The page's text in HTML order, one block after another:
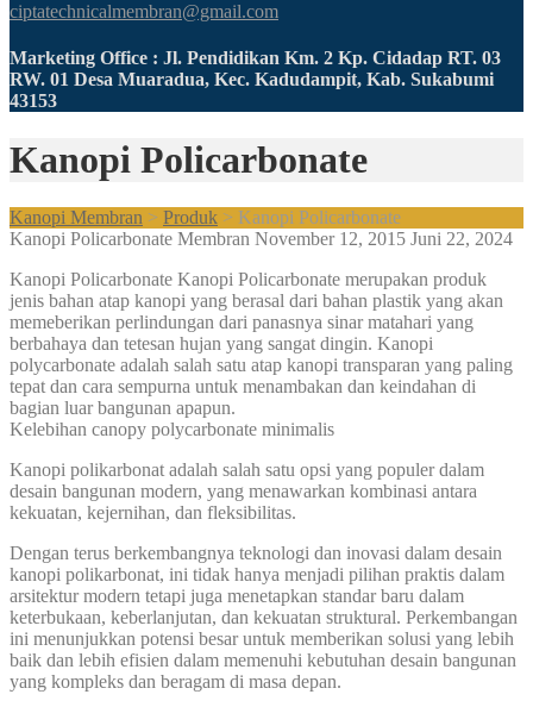
ciptatechnicalmembran@gmail.com
Marketing Office : Jl. Pendidikan Km. 2 Kp. Cidadap RT. 03
RW. 01 Desa Muaradua, Kec. Kadudampit, Kab. Sukabumi
43153
Kanopi Policarbonate
Kanopi Membran > Produk > Kanopi Policarbonate
Kanopi Policarbonate Membran November 12, 2015 Juni 22, 2024
Kanopi Policarbonate Kanopi Policarbonate merupakan produk
jenis bahan atap kanopi yang berasal dari bahan plastik yang akan
memeberikan perlindungan dari panasnya sinar matahari yang
berbahaya dan tetesan hujan yang sangat dingin. Kanopi
polycarbonate adalah salah satu atap kanopi transparan yang paling
tepat dan cara sempurna untuk menambakan dan keindahan di
bagian luar bangunan apapun.
Kelebihan canopy polycarbonate minimalis
Kanopi polikarbonat adalah salah satu opsi yang populer dalam
desain bangunan modern, yang menawarkan kombinasi antara
kekuatan, kejernihan, dan fleksibilitas.
Dengan terus berkembangnya teknologi dan inovasi dalam desain
kanopi polikarbonat, ini tidak hanya menjadi pilihan praktis dalam
arsitektur modern tetapi juga menetapkan standar baru dalam
keterbukaan, keberlanjutan, dan kekuatan struktural. Perkembangan
ini menunjukkan potensi besar untuk memberikan solusi yang lebih
baik dan lebih efisien dalam memenuhi kebutuhan desain bangunan
yang kompleks dan beragam di masa depan.